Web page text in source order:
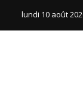
lundi 10 août